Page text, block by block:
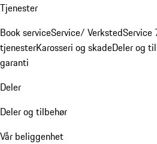
Tjenester
Book serviceService/ VerkstedService
tjenesterKarosseri og skadeDeler og
garanti
Deler
Deler og tilbehør
Vår beliggenhet